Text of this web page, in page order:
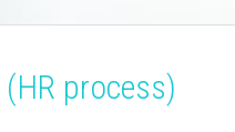
process)